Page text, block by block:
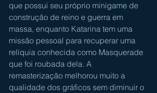
que possui seu próprio minigame de
construção de reino e guerra em
massa, enquanto Katarina tem uma
missão pessoal para recuperar uma
relíquia conhecida como Masquerade
que foi roubada dela. A
remasterização melhorou muito a
qualidade dos gráficos sem diminuir o